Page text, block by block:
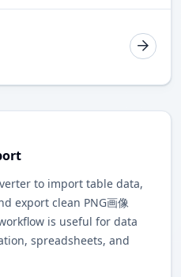
to import table data,
export clean PNG画像
is useful for data
spreadsheets, and